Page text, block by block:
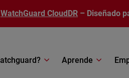
WatchGuard CloudDR – Diseñado
Aprende